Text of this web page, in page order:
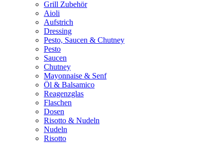
Grill Zubehör
Aioli
Aufstrich
Dressing
Pesto, Saucen & Chutney
Pesto
Saucen
Chutney
Mayonnaise & Senf
Öl & Balsamico
Reagenzglas
Flaschen
Dosen
Risotto & Nudeln
Nudeln
Risotto